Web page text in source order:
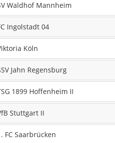
Waldhof Mannheim
Ingolstadt 04
Köln
Jahn Regensburg
1899 Hoffenheim II
Stuttgart II
FC Saarbrücken